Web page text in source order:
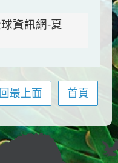
回最上面 首頁